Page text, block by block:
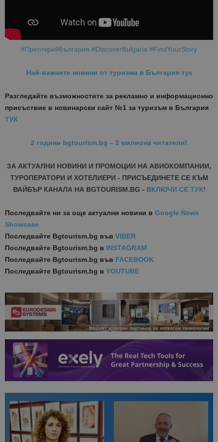
#ПреоткрийБългария #DiscoverBulgaria #FindYourStory
Най-важните новини от туризма в България тук
Разгледайте възможностите за рекламно и информационно
присъствие в новинарски сайт №1 за туризъм в България
ТУК
2 години bgtourism.bg – 2 милиона читатели!
ЗА АКТУАЛНИ НОВИНИ И ПРОМОЦИИ НА АВИОКОМПАНИИ,
ТУРОПЕРАТОРИ И ХОТЕЛИЕРИ - ПРИСЪЕДИНЕТЕ СЕ КЪМ
ВАЙБЪР КАНАЛА НА BGTOURISM.BG - ВКЛЮЧИ СЕ ТУК!
Последвайте ни за още актуални новини в Google News
Showcase
Последвайте Bgtourism.bg във VIBER
Последвайте Bgtourism.bg в INSTAGRAM
Последвайте Bgtourism.bg във FACEBOOK
Последвайте Bgtourism.bg в YOUTUBE